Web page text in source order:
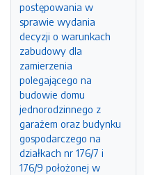
postępowania w
sprawie wydania
decyzji o warunkach
zabudowy dla
zamierzenia
polegającego na
budowie domu
jednorodzinnego z
garażem oraz budynku
gospodarczego na
działkach nr 176/7 i
176/9 położonej w